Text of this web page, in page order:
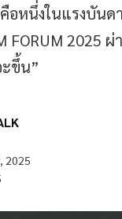
อหนึ่งในแรงบัน
FORUM 2025
ะขึ้น”
2025